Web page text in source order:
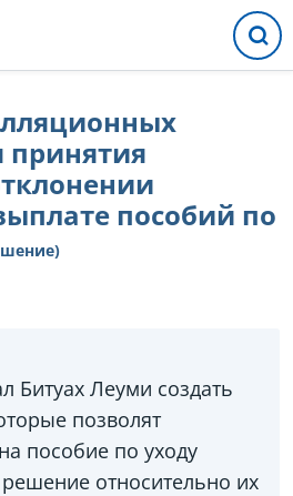
принятия
пособий по
Битуах Леуми создать
позволят
пособие по уходу
относительно их